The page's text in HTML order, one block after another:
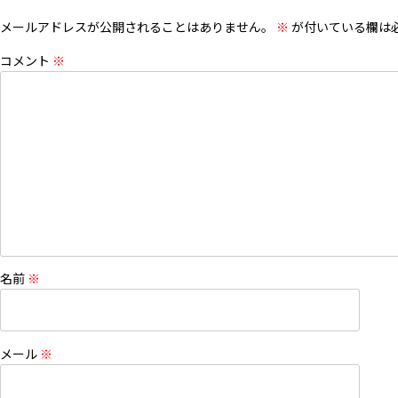
メールアドレスが公開されることはありません。 ※ が付いている欄は
コメント ※
名前 ※
メール ※